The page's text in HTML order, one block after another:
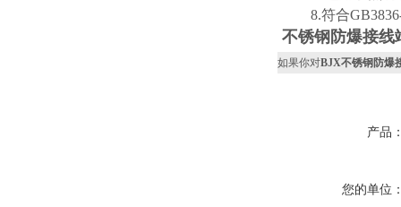
8.符合GB3836-
不锈钢防爆接线
如果你对BJX不锈钢防爆
产品
您的单位